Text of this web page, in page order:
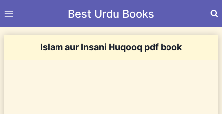
to
Best Urdu Books
Islam aur Insani Huqooq pdf book